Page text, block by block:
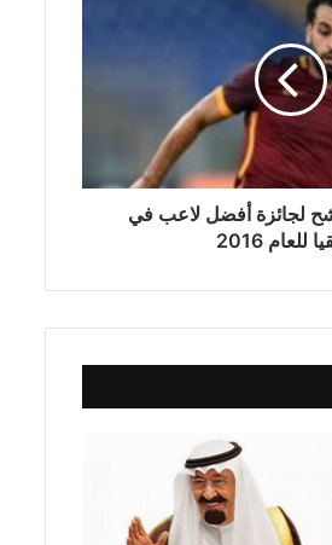
القادمة ( قيمة الاحترام )
سويف
القادمة ( الوقت أنفاس لا تعود
ثروت سويف
، قيمة الوقت في حياة
للدكتور محمد داود
الناجح للدكتور مسعد الشايب
: من دروس الإسراء والمعراج
للدكتور محمد داود
لجائزة أفضل لاعب في
للعام 2016